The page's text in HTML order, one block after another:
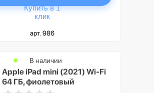
Купить в 1
клик
арт. 986
Apple iPad mini (2021) Wi-Fi
64 ГБ, фиолетовый
В наличии